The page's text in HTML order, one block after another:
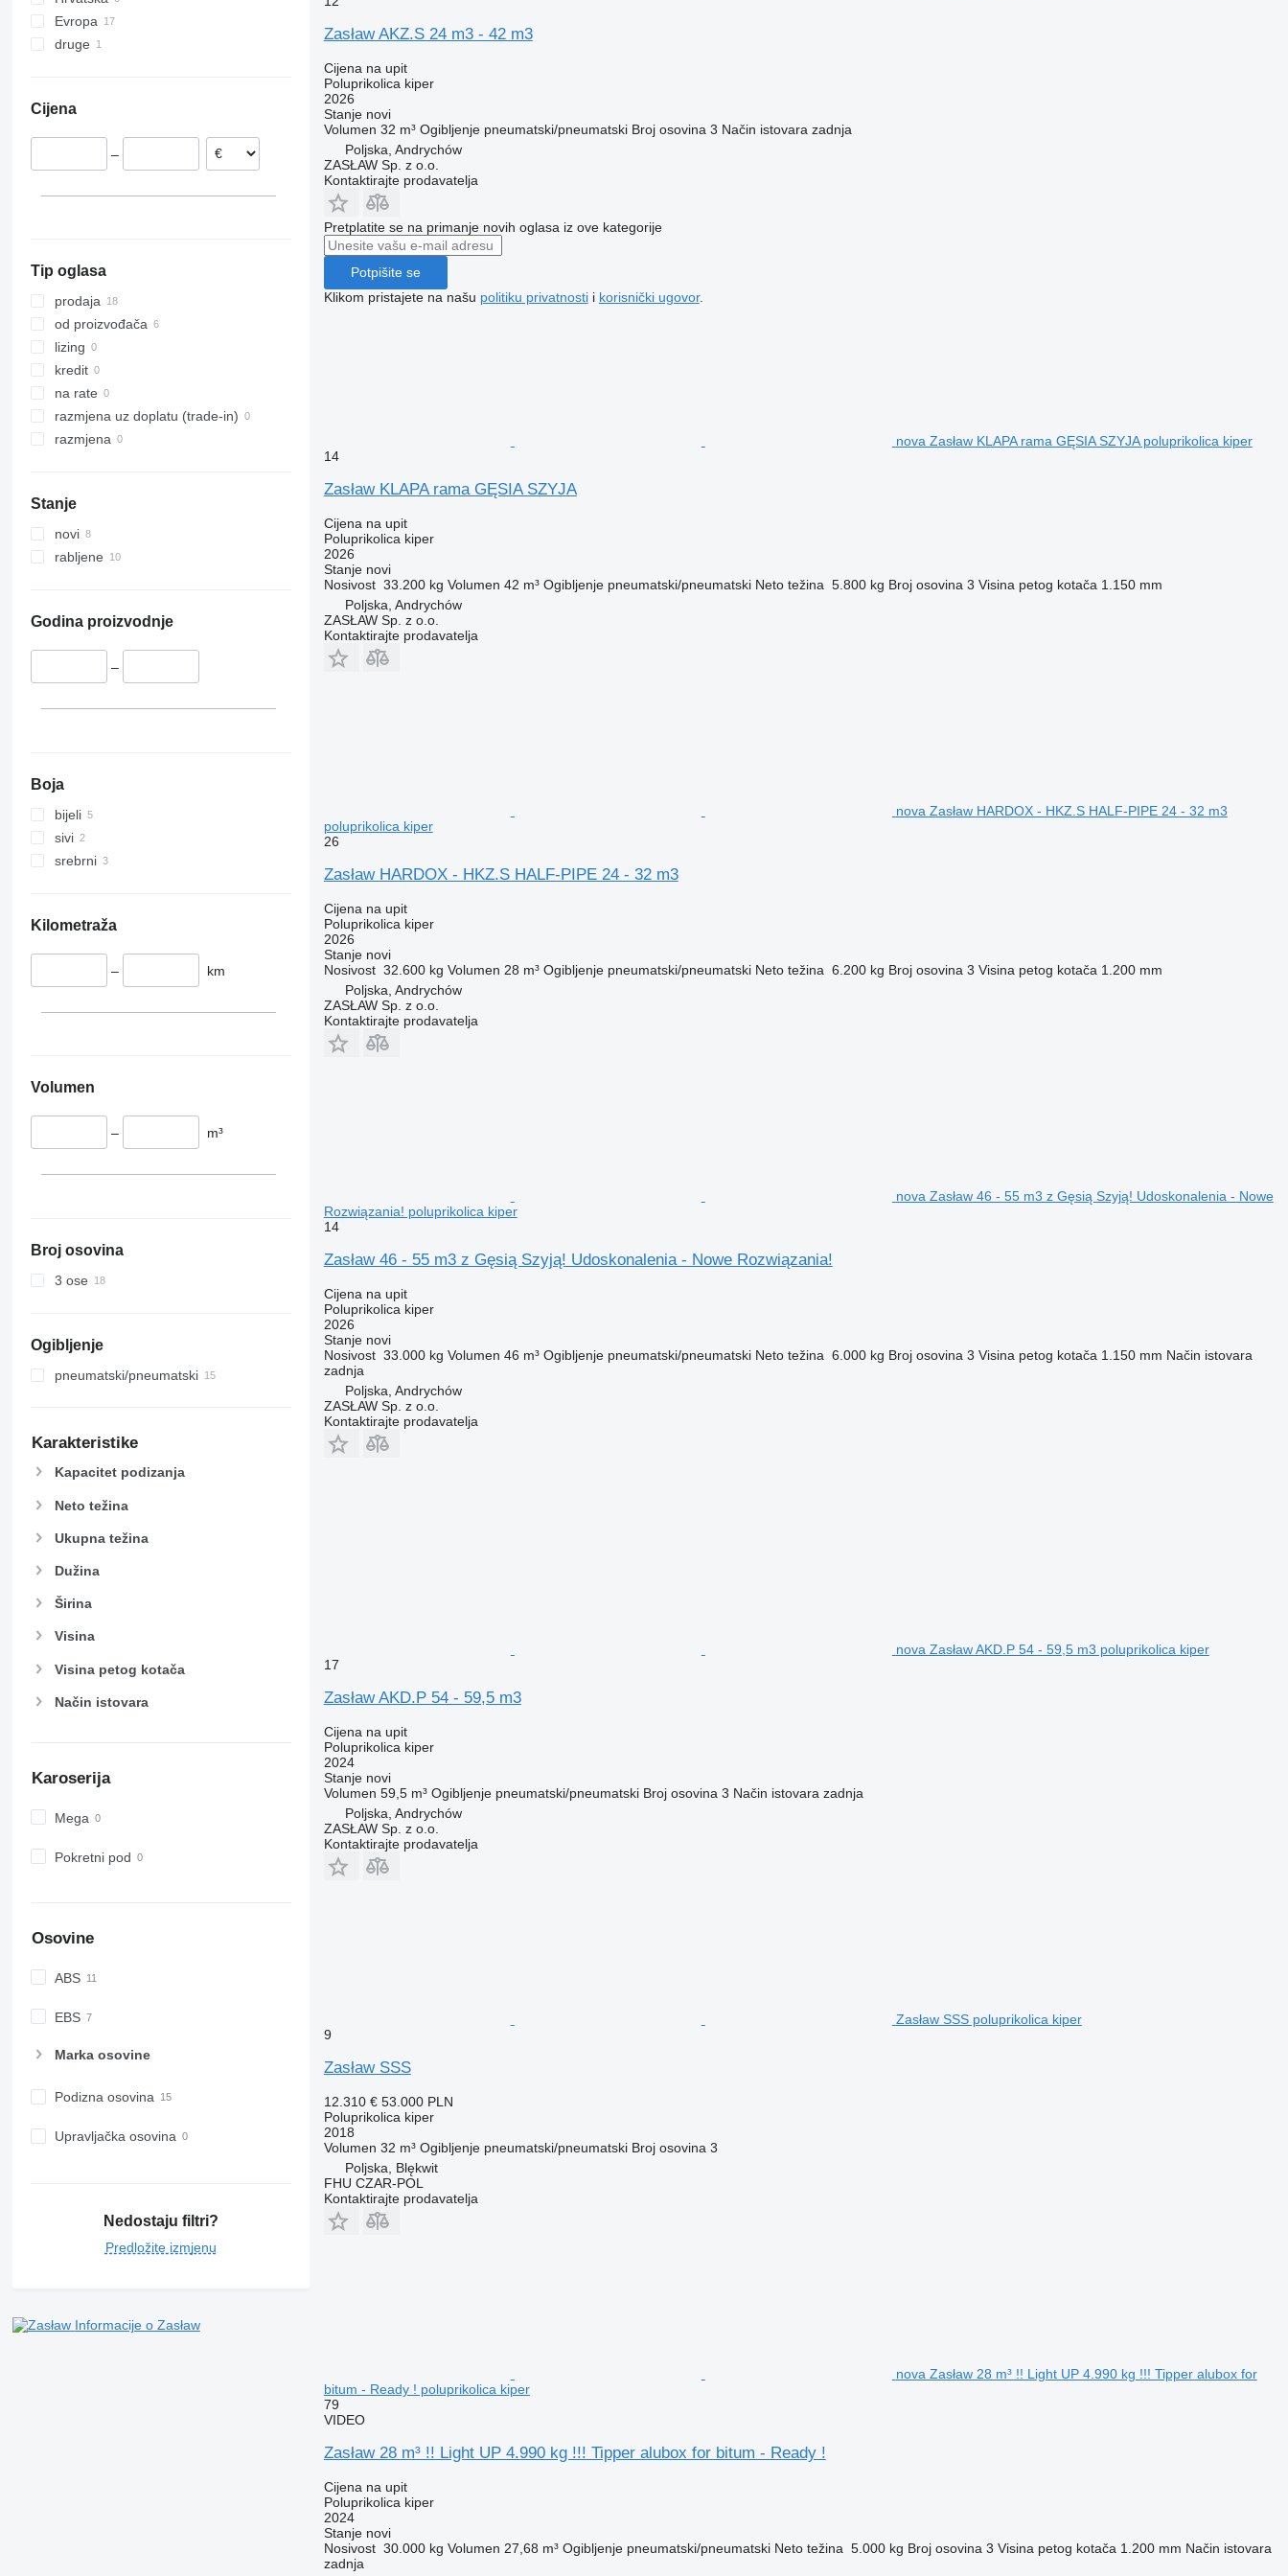
Evropa
Poljska
druge
Cijena
–
Tip oglasa
prodaja
od proizvođača
lizing
kredit
na rate
razmjena uz doplatu (trade-in)
razmjena
Stanje
novi
rabljene
Godina proizvodnje
–
Boja
bijeli
sivi
srebrni
Kilometraža
– km
Volumen
– m³
Broj osovina
3 ose
Ogibljenje
pneumatski/pneumatski
Karakteristike
Kapacitet podizanja
Neto težina
Ukupna težina
Dužina
Širina
Visina
Visina petog kotača
Način istovara
Karoserija
Mega
Pokretni pod
Osovine
ABS
EBS
Marka osovine
Podizna osovina
Upravljačka osovina
Nedostaju filtri?
Predložite izmjenu
Informacije o Zasław
Zasław AKZ.S 24 m3 - 42 m3
Cijena na upit
Poluprikolica kiper
2026
Stanjenovi
Volumen 32 m³ Ogibljenje pneumatski/pneumatski Broj osovina 3 Način istovara zadnja
Poljska, Andrychów
ZASŁAW Sp. z o.o.
Kontaktirajte prodavatelja
Pretplatite se na primanje novih oglasa iz ove kategorije
Potpišite se
Klikom pristajete na našu politiku privatnostii korisnički ugovor.
nova Zasław KLAPA rama GĘSIA SZYJA poluprikolica kiper
14
Zasław KLAPA rama GĘSIA SZYJA
Cijena na upit
Poluprikolica kiper
2026
Stanjenovi
Nosivost 33.200 kg Volumen 42 m³ Ogibljenje pneumatski/pneumatski Neto težina 5.800 kg Broj osovina 3 Visina petog kotača 1.150 mm
Poljska, Andrychów
ZASŁAW Sp. z o.o.
Kontaktirajte prodavatelja
nova Zasław HARDOX - HKZ.S HALF-PIPE 24 - 32 m3
poluprikolica kiper
26
Zasław HARDOX - HKZ.S HALF-PIPE 24 - 32 m3
Cijena na upit
Poluprikolica kiper
2026
Stanjenovi
Nosivost 32.600 kg Volumen 28 m³ Ogibljenje pneumatski/pneumatski Neto težina 6.200 kg Broj osovina 3 Visina petog kotača 1.200 mm
Poljska, Andrychów
ZASŁAW Sp. z o.o.
Kontaktirajte prodavatelja
nova Zasław 46 - 55 m3 z Gęsią Szyją! Udoskonalenia - Nowe
Rozwiązania! poluprikolica kiper
14
Zasław 46 - 55 m3 z Gęsią Szyją! Udoskonalenia - Nowe Rozwiązania!
Cijena na upit
Poluprikolica kiper
2026
Stanjenovi
Nosivost 33.000 kg Volumen 46 m³ Ogibljenje pneumatski/pneumatski Neto težina 6.000 kg Broj osovina 3 Visina petog kotača 1.150 mm Način istovara
zadnja
Poljska, Andrychów
ZASŁAW Sp. z o.o.
Kontaktirajte prodavatelja
nova Zasław AKD.P 54 - 59,5 m3 poluprikolica kiper
17
Zasław AKD.P 54 - 59,5 m3
Cijena na upit
Poluprikolica kiper
2024
Stanjenovi
Volumen 59,5 m³ Ogibljenje pneumatski/pneumatski Broj osovina 3 Način istovara zadnja
Poljska, Andrychów
ZASŁAW Sp. z o.o.
Kontaktirajte prodavatelja
Zasław SSS poluprikolica kiper
9
Zasław SSS
12.310 € 53.000 PLN
Poluprikolica kiper
2018
Volumen 32 m³ Ogibljenje pneumatski/pneumatski Broj osovina 3
Poljska, Blękwit
FHU CZAR-POL
Kontaktirajte prodavatelja
nova Zasław 28 m³ !! Light UP 4.990 kg !!! Tipper alubox for
bitum - Ready ! poluprikolica kiper
79
VIDEO
Zasław 28 m³ !! Light UP 4.990 kg !!! Tipper alubox for bitum - Ready !
Cijena na upit
Poluprikolica kiper
2024
Stanjenovi
Nosivost 30.000 kg Volumen 27,68 m³ Ogibljenje pneumatski/pneumatski Neto težina 5.000 kg Broj osovina 3 Visina petog kotača 1.200 mm Način istovara
zadnja